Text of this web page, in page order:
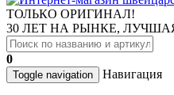
ТОЛЬКО ОРИГИНАЛ!
30 ЛЕТ НА РЫНКЕ,
0
Toggle navigation Навигация